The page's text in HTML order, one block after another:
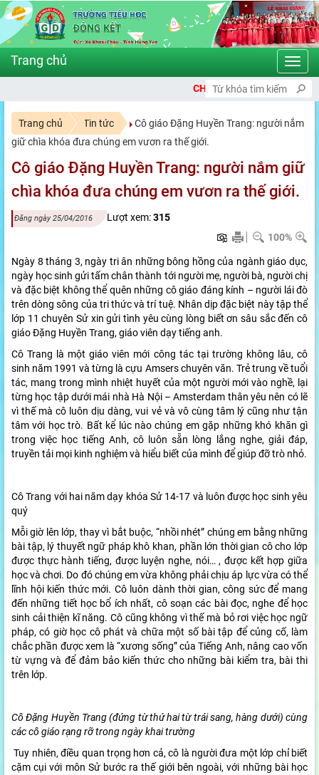
CHÀO MỪNG BẠN ĐẾN VỚI CỔNG
Trang chủ Tin tức
Cô giáo Đặng Huyền Trang: người nắm
giữ chìa khóa đưa chúng em vươn ra thế giới.
Cô giáo Đặng Huyền Trang: người nắm giữ
chìa khóa đưa chúng em vươn ra thế giới.
Đăng ngày 25/04/2016 Lượt xem:315
100%
Ngày 8 tháng 3, ngày tri ân những bông hồng của ngành giáo dục,
ngày học sinh gửi tấm chân thành tới người mẹ, người bà, người chị
và đặc biệt không thể quên những cô giáo đáng kính – người lái đò
trên dòng sông của tri thức và trí tuệ. Nhân dịp đặc biệt này tập thể
lớp 11 chuyên Sử xin gửi tình yêu cùng lòng biết ơn sâu sắc đến cô
giáo Đặng Huyền Trang, giáo viên dạy tiếng anh.
Cô Trang là một giáo viên mới công tác tại trường không lâu, cô
sinh năm 1991 và từng là cựu Amsers chuyên văn. Trẻ trung về tuổi
tác, mang trong mình nhiệt huyết của một người mới vào nghề, lại
từng học tập dưới mái nhà Hà Nội – Amsterdam thân yêu nên có lẽ
vì thế mà cô luôn dịu dàng, vui vẻ và vô cùng tâm lý cũng như tận
tâm với học trò. Bất kể lúc nào chúng em gặp những khó khăn gì
trong việc học tiếng Anh, cô luôn sẵn lòng lắng nghe, giải đáp,
truyền tải mọi kinh nghiệm và hiểu biết của mình để giúp đỡ trò nhỏ.
Cô Trang với hai năm dạy khóa Sử 14-17 và luôn được học sinh yêu
quý
Mỗi giờ lên lớp, thay vì bắt buộc, “nhồi nhét” chúng em bằng những
bài tập, lý thuyết ngữ pháp khô khan, phần lớn thời gian cô cho lớp
được thực hành tiếng, được luyện nghe, nói… , được kết hợp giữa
học và chơi. Do đó chúng em vừa không phải chịu áp lực vừa có thể
lĩnh hội kiến thức mới. Cô luôn dành thời gian, công sức để mang
đến những tiết học bổ ích nhất, cô soạn các bài đọc, nghe để học
sinh cải thiện kĩ năng. Cô cũng không vì thế mà bỏ rơi việc học ngữ
pháp, có giờ học cô phát và chữa một số bài tập để củng cố, làm
chắc phần được xem là “xương sống” của Tiếng Anh, nâng cao vốn
từ vựng và để đảm bảo kiến thức cho những bài kiểm tra, bài thi
trên lớp.
Cô Đặng Huyền Trang (đứng từ thứ hai từ trái sang, hàng dưới) cùng
các cô giáo rạng rỡ trong ngày khai trường
Tuy nhiên, điều quan trọng hơn cả, cô là người đưa một lớp chỉ biết
cặm cụi với môn Sử bước ra thế giới bên ngoài, với những bài học